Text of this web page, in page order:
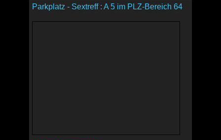
Parkplatz - Sextreff : A 5 im PLZ-Bereich 64